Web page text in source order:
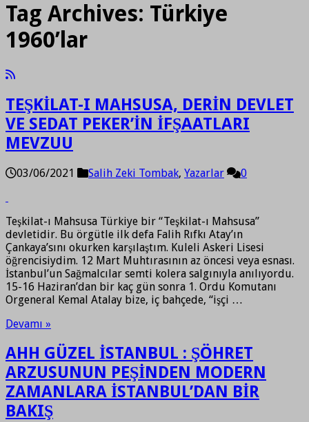
Tag Archives: Türkiye
1960’lar
TEŞKİLAT-I MAHSUSA, DERİN DEVLET
VE SEDAT PEKER’İN İFŞAATLARI
MEVZUU
03/06/2021 Salih Zeki Tombak, Yazarlar 0
Teşkilat-ı Mahsusa Türkiye bir “Teşkilat-ı Mahsusa”
devletidir. Bu örgütle ilk defa Falih Rıfkı Atay’ın
Çankaya’sını okurken karşılaştım. Kuleli Askeri Lisesi
öğrencisiydim. 12 Mart Muhtırasının az öncesi veya esnası.
İstanbul’un Sağmalcılar semti kolera salgınıyla anılıyordu.
15-16 Haziran’dan bir kaç gün sonra 1. Ordu Komutanı
Orgeneral Kemal Atalay bize, iç bahçede, “işçi …
Devamı »
AHH GÜZEL İSTANBUL : ŞÖHRET
ARZUSUNUN PEŞİNDEN MODERN
ZAMANLARA İSTANBUL’DAN BİR
BAKIŞ